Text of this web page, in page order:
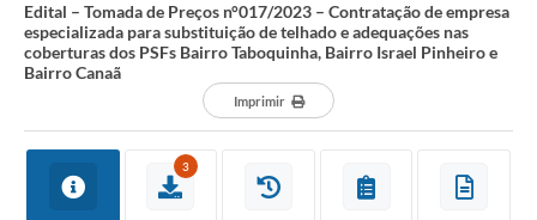
Edital – Tomada de Preços n°017/2023 – Contratação de empresa
especializada para substituição de telhado e adequações nas
coberturas dos PSFs Bairro Taboquinha, Bairro Israel Pinheiro e
Bairro Canaã
Imprimir
3